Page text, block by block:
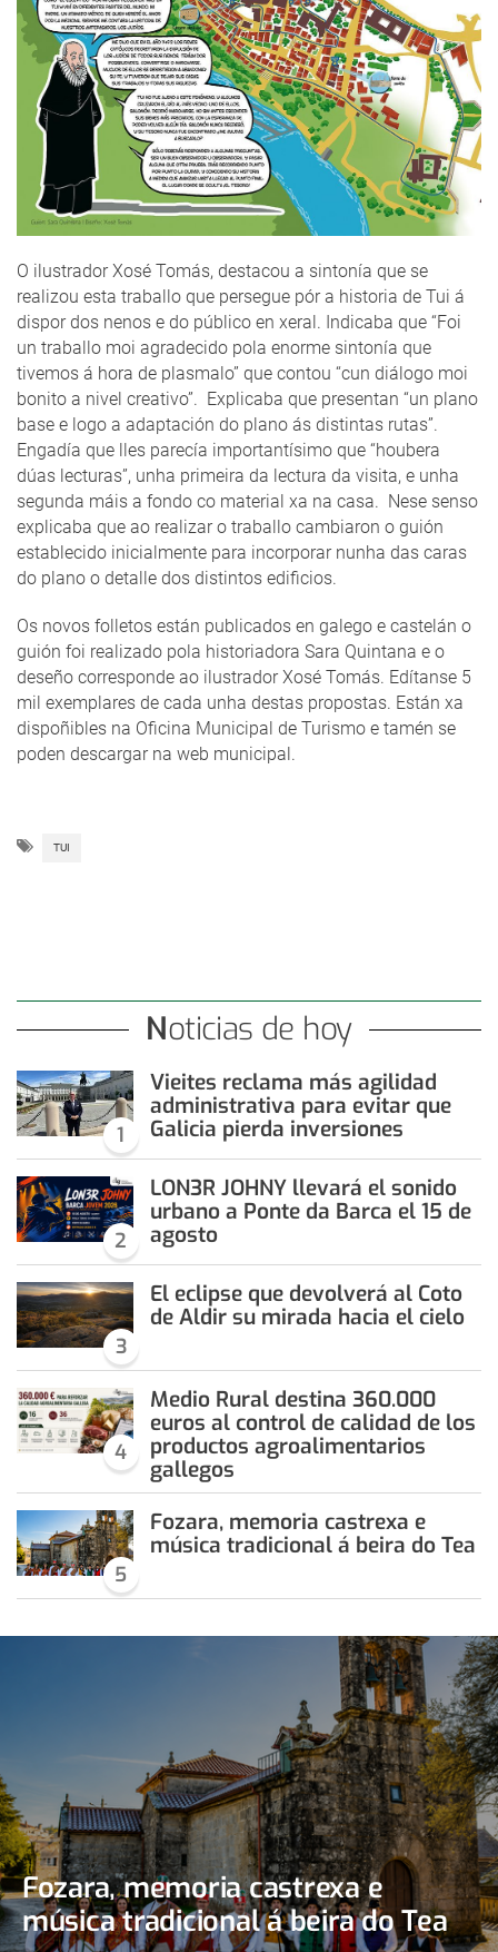
O ilustrador Xosé Tomás, destacou a sintonía que se
realizou esta traballo que persegue pór a historia de Tui á
dispor dos nenos e do público en xeral. Indicaba que “Foi
un traballo moi agradecido pola enorme sintonía que
tivemos á hora de plasmalo” que contou “cun diálogo moi
bonito a nivel creativo”. Explicaba que presentan “un plano
base e logo a adaptación do plano ás distintas rutas”.
Engadía que lles parecía importantísimo que “houbera
dúas lecturas”, unha primeira da lectura da visita, e unha
segunda máis a fondo co material xa na casa. Nese senso
explicaba que ao realizar o traballo cambiaron o guión
establecido inicialmente para incorporar nunha das caras
do plano o detalle dos distintos edificios.
Os novos folletos están publicados en galego e castelán o
guión foi realizado pola historiadora Sara Quintana e o
deseño corresponde ao ilustrador Xosé Tomás. Edítanse 5
mil exemplares de cada unha destas propostas. Están xa
dispoñibles na Oficina Municipal de Turismo e tamén se
poden descargar na web municipal.
TUI
Noticias de hoy
1
Vieites reclama más agilidad
administrativa para evitar que
Galicia pierda inversiones
2
LON3R JOHNY llevará el sonido
urbano a Ponte da Barca el 15 de
agosto
3
El eclipse que devolverá al Coto
de Aldir su mirada hacia el cielo
4
Medio Rural destina 360.000
euros al control de calidad de los
productos agroalimentarios
gallegos
5
Fozara, memoria castrexa e
música tradicional á beira do Tea
Fozara, memoria castrexa e
música tradicional á beira do Tea